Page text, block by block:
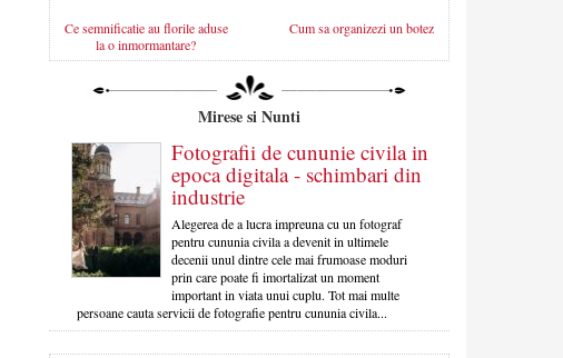
Ce semnificatie au florile aduse
la o inmormantare?
Cum sa organizezi un botez
Mirese si Nunti
Fotografii de cununie civila in
epoca digitala - schimbari din
industrie
Alegerea de a lucra impreuna cu un fotograf
pentru cununia civila a devenit in ultimele
decenii unul dintre cele mai frumoase moduri
prin care poate fi imortalizat un moment
important in viata unui cuplu. Tot mai multe
persoane cauta servicii de fotografie pentru cununia civila...